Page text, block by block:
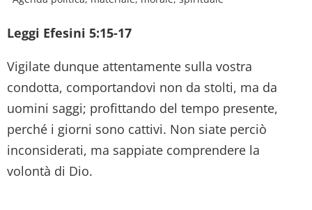
Leggi Efesini 5:15-17
Vigilate dunque attentamente sulla vostra
condotta, comportandovi non da stolti, ma da
uomini saggi; profittando del tempo presente,
perché i giorni sono cattivi. Non siate perciò
inconsiderati, ma sappiate comprendere la
volontà di Dio.